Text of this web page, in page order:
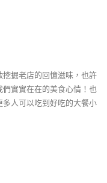
掘老店的回憶滋味，也許
實實在在的美食心情！也
人可以吃到好吃的大餐小